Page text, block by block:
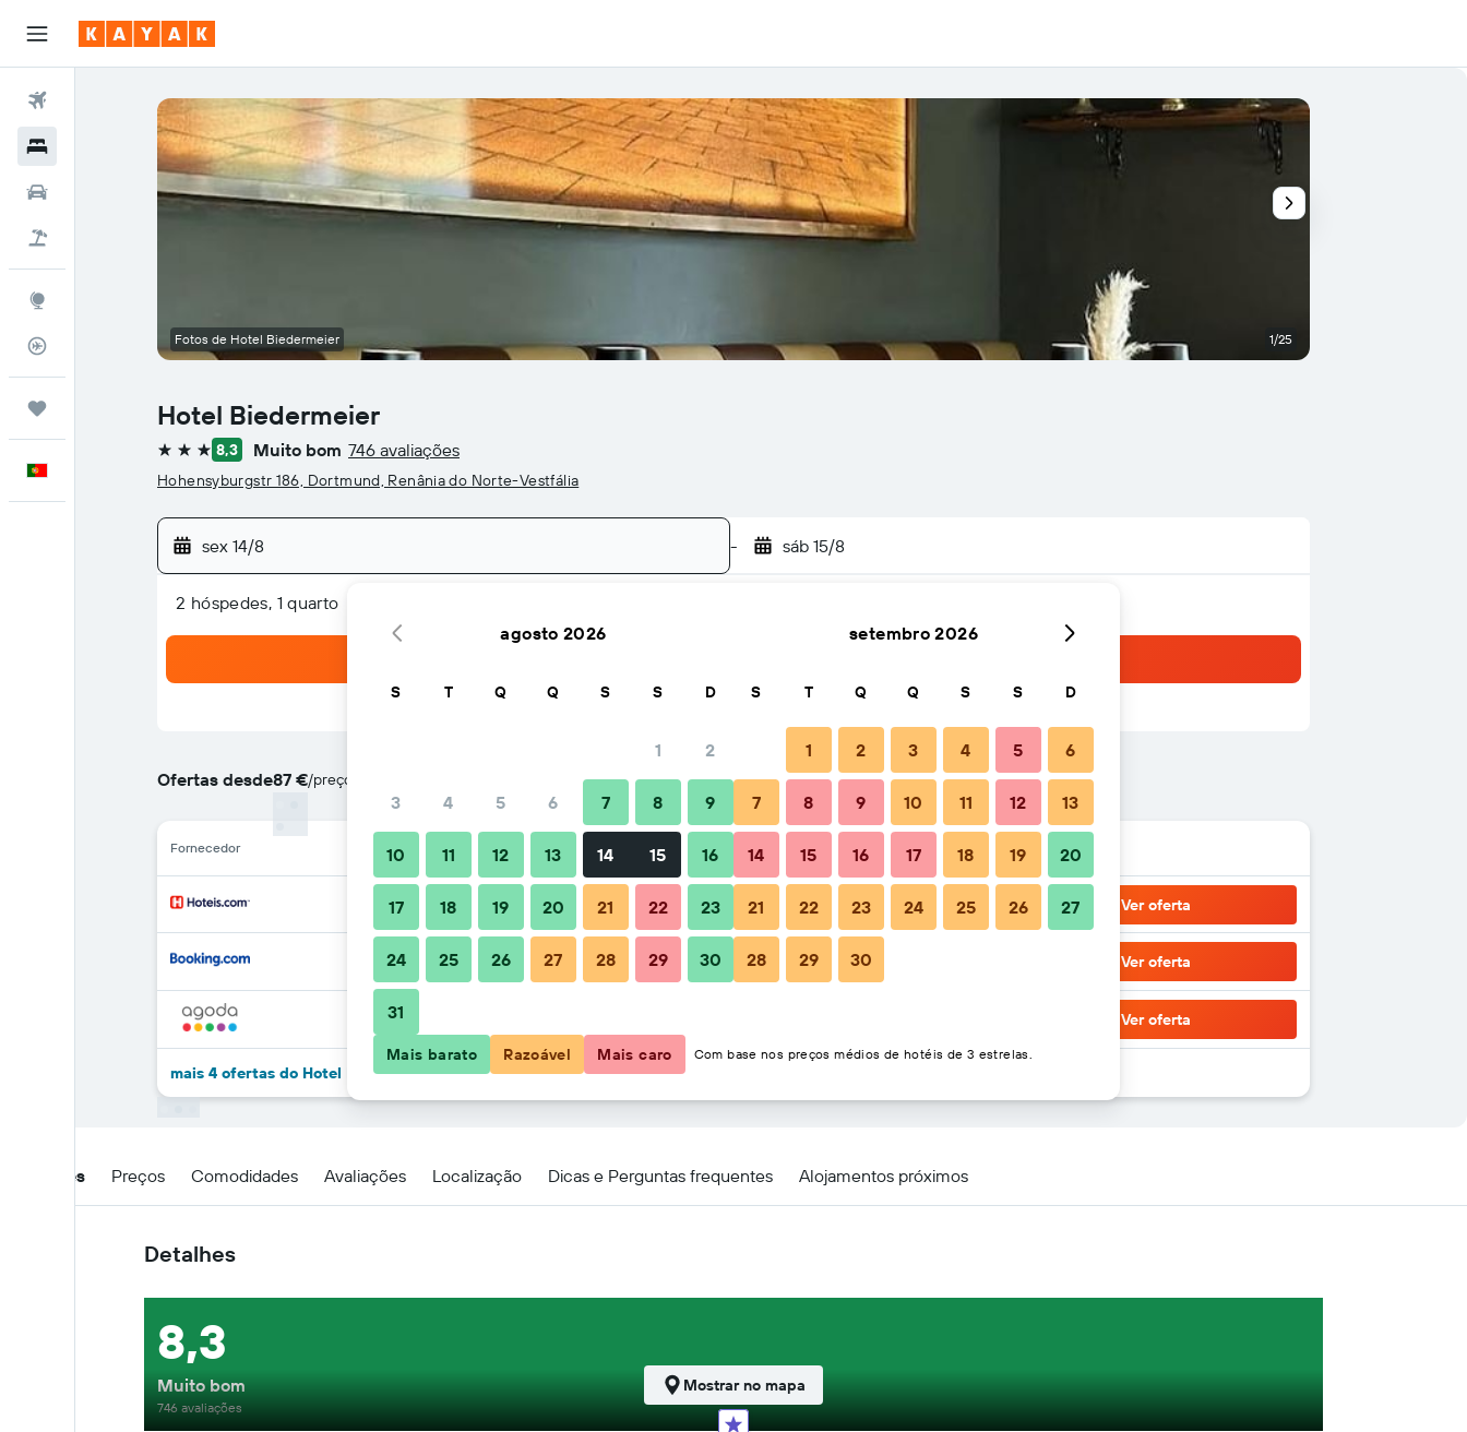
Monitorizador de voos
Hotel Biedermeier
3 estrelas8,3 Muito bom 746 avaliações
Hohensyburgstr 186, Dortmund, Renânia do Norte-Vestfália
sex 14/8 - sáb 15/8
2 hóspedes, 1 quarto
Ofertas desde87 €/preço por noite mais barato(a)
Fornecedor Total por noite
87 € Ver oferta
100 € Ver oferta
Ver oferta
mais 4 ofertas do Hotel Biedermeier
Fotos de Hotel Biedermeier 1/25
Detalhes Preços Comodidades Avaliações Localização Dicas e Perguntas frequentes Alojamentos próximos
Detalhes
8,3
Muito bom
746 avaliações
Mostrar no mapa
agosto 2026
S T Q Q S S D
1 2
3 4 5 6 7 8 9
10 11 12 13 14 15 16
17 18 19 20 21 22 23
24 25 26 27 28 29 30
31
setembro 2026
S T Q Q S S D
1 2 3 4 5 6
7 8 9 10 11 12 13
14 15 16 17 18 19 20
21 22 23 24 25 26 27
28 29 30
Mais barato Razoável Mais caro Com base nos preços médios de hotéis de 3 estrelas.